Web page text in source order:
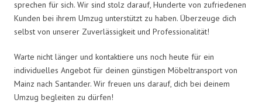
sprechen für sich. Wir sind stolz darauf, Hunderte von zufriedenen
Kunden bei ihrem Umzug unterstützt zu haben. Überzeuge dich
selbst von unserer Zuverlässigkeit und Professionalität!
Warte nicht länger und kontaktiere uns noch heute für ein
individuelles Angebot für deinen günstigen Möbeltransport von
Mainz nach Santander. Wir freuen uns darauf, dich bei deinem
Umzug begleiten zu dürfen!